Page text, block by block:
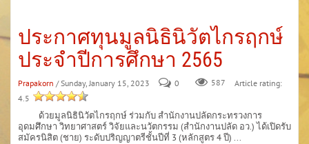
ประกาศทุนมูลนิธินิวัตไกรฤกษ์
ประจำปีการศึกษา 2565
Prapakorn / Sunday, January 15, 2023 0 587
Article rating:
4.5
ด้วยมูลนิธินิวัตไกรฤกษ์ ร่วมกับ สำนักงานปลัดกระทรวงการ
อุดมศึกษา วิทยาศาสตร์ วิจัยและนวัตกรรม (สำนักงานปลัด อว.) ได้เปิดรับ
สมัครนิสิต (ชาย) ระดับปริญญาตรีชั้นปีที่ 3 (หลักสูตร 4 ปี) ...